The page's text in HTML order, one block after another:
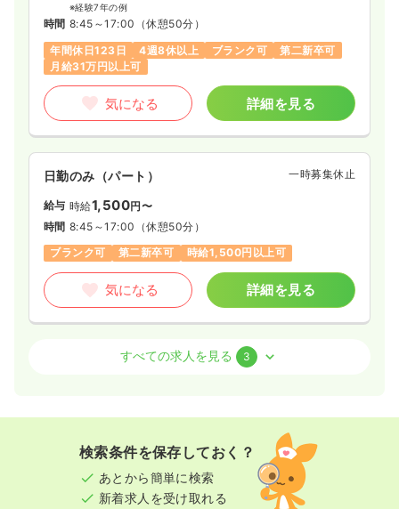
※経験7年の例
時間 8:45～17:00 （休憩50分）
年間休日123日
4週8休以上 ブランク可
第二新卒可
月給31万円以上可
気になる 詳細を見る
日勤のみ（パート） 一時募集休止
給与 時給1,500円〜
時間 8:45～17:00 （休憩50分）
ブランク可
第二新卒可 時給1,500円以上可
気になる 詳細を見る
正看護師
8:45～17:00
年間休日124日
4週8休以上
オンコールあり
ブランク可
第二新卒可 月給22万円以上可
すべての求人を見る 3
検索条件を保存しておく？
あとから簡単に検索
新着求人を受け取れる